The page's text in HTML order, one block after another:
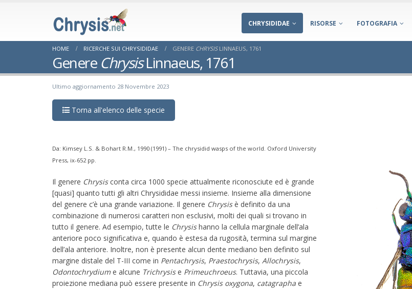
CHRYSIDIDAE RISORSE FOTOGRAFIA
HOME RICERCHE SUI CHRYSIDIDAE GENERE CHRYSISLINNAEUS, 1761
Genere ChrysisLinnaeus, 1761
Ultimo aggiornamento 28 Novembre 2023
Torna all'elenco delle specie
Da: Kimsey L.S. & Bohart R.M., 1990 (1991) – The chrysidid wasps of the world. Oxford University
Press, ix-652 pp.
Il genere Chrysisconta circa 1000 specie attualmente riconosciute ed è grande
[quasi] quanto tutti gli altri Chrysididae messi insieme. Insieme alla dimensione
del genere c’è una grande variazione. Il genere Chrysisè definito da una
combinazione di numerosi caratteri non esclusivi, molti dei quali si trovano in
tutto il genere. Ad esempio, tutte le Chrysishanno la cellula marginale dell’ala
anteriore poco significativa e, quando è estesa da rugosità, termina sul margine
dell’ala anteriore. Inoltre, non è presente alcun dente mediano ben definito sul
margine distale del T-III come in Pentachrysis, Praestochrysis, Allochrysis,
Odontochrydiume alcune Trichrysise Primeuchroeus. Tuttavia, una piccola
proiezione mediana può essere presente in Chrysis oxygona, catagrapha e